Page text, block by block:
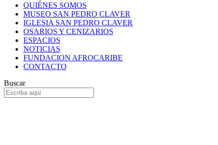
QUIÉNES SOMOS
MUSEO SAN PEDRO CLAVER
IGLESIA SAN PEDRO CLAVER
OSARIOS Y CENIZARIOS
ESPACIOS
NOTICIAS
FUNDACION AFROCARIBE
CONTACTO
Buscar